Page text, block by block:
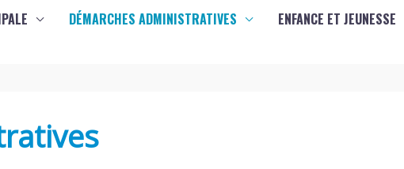
DÉMARCHES ADMINISTRATIVES ENFANCE ET JEUNESSE